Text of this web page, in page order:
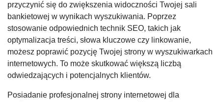
przyczynić się do zwiększenia widoczności Twojej sali
bankietowej w wynikach wyszukiwania. Poprzez
stosowanie odpowiednich technik SEO, takich jak
optymalizacja treści, słowa kluczowe czy linkowanie,
możesz poprawić pozycję Twojej strony w wyszukiwarkach
internetowych. To może skutkować większą liczbą
odwiedzających i potencjalnych klientów.
Posiadanie profesjonalnej strony internetowej dla